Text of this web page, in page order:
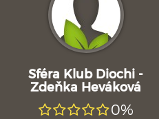
Sféra Klub Diochi -
Zdeňka Heváková
0%